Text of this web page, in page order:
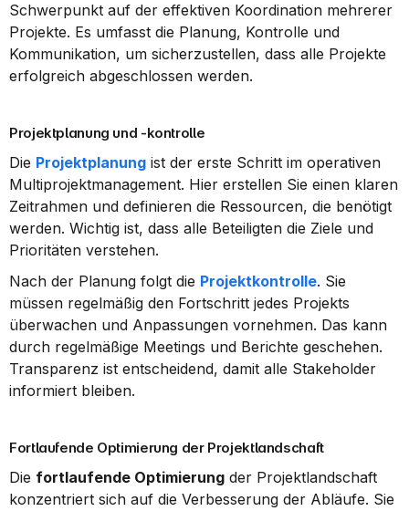
Schwerpunkt auf der effektiven Koordination mehrerer
Projekte. Es umfasst die Planung, Kontrolle und
Kommunikation, um sicherzustellen, dass alle Projekte
erfolgreich abgeschlossen werden.
Projektplanung und -kontrolle
Die Projektplanung ist der erste Schritt im operativen
Multiprojektmanagement. Hier erstellen Sie einen klaren
Zeitrahmen und definieren die Ressourcen, die benötigt
werden. Wichtig ist, dass alle Beteiligten die Ziele und
Prioritäten verstehen.
Nach der Planung folgt die Projektkontrolle. Sie
müssen regelmäßig den Fortschritt jedes Projekts
überwachen und Anpassungen vornehmen. Das kann
durch regelmäßige Meetings und Berichte geschehen.
Transparenz ist entscheidend, damit alle Stakeholder
informiert bleiben.
Fortlaufende Optimierung der Projektlandschaft
Die fortlaufende Optimierung der Projektlandschaft
konzentriert sich auf die Verbesserung der Abläufe. Sie